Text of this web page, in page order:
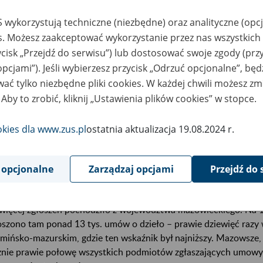
połowa wykonawców umów o dzieło pracowała w trzech
informacja i komunikacja – 20,5 proc. wykonawców,
profesjonalna, naukowa i techniczna – 17,5 proc.,
związana z kulturą, rozrywką i rekreacją – 14,6 proc.
z rokiem poprzednim w 2025 r. najbardziej
o dzieło w sektorze usług administrowania i działalności
zdecydowanym liderem
zgłoszeń pochodziło z województwa mazowieckiego. Na
tam ponad 13 tys. umów o dzieło – prawie dziewięć
mazurskim, gdzie ten wskaźnik był najniższy.
prawie połowę wszystkich podmiotów zgłaszających
wykorzystują techniczne (niezbędne) oraz analityczne
Możesz zaakceptować wykorzystanie przez nas
„Przejdź do serwisu”) lub dostosować swoje zgody
Jeśli wybierzesz przycisk „Odrzuć opcjonalne”,
tylko niezbędne pliki cookies. W każdej chwili możesz
to zrobić, kliknij „Ustawienia plików cookies” w stopce.
dla www.zus.plostatnia aktualizacja 19.08.2024 r.
Zarządzaj opcjami Przejdź do